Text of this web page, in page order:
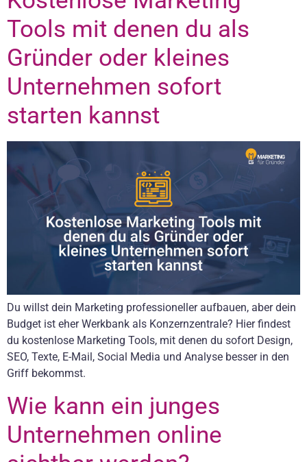
Tools mit denen du als
Gründer oder kleines
Unternehmen sofort
starten kannst
Du willst dein Marketing professioneller aufbauen, aber dein
Budget ist eher Werkbank als Konzernzentrale? Hier findest
du kostenlose Marketing Tools, mit denen du sofort Design,
SEO, Texte, E-Mail, Social Media und Analyse besser in den
Griff bekommst.
Wie kann ein junges
Unternehmen online